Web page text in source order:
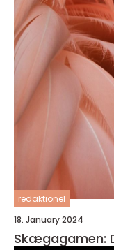
redaktionel
18. January 2024
Skægagamen: